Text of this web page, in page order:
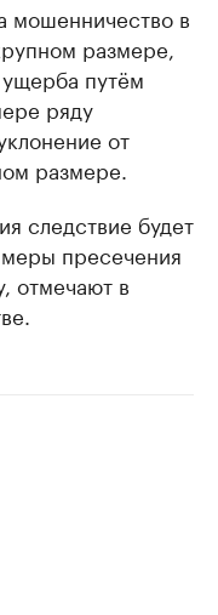
мошенничество в
размере,
путём
ряду
от
размере.
следствие будет
меры пресечения
отмечают в